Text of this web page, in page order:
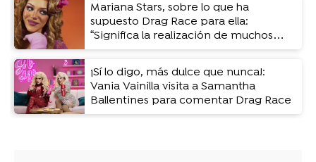
Mariana Stars, sobre lo que ha
supuesto Drag Race para ella:
“Significa la realización de muchos
sueños”
¡Sí lo digo, más dulce que nunca!:
Vania Vainilla visita a Samantha
Ballentines para comentar Drag Race